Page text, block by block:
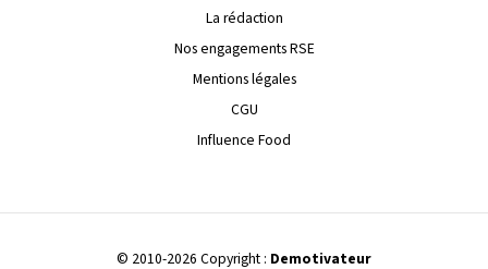
La rédaction
Nos engagements RSE
Mentions légales
CGU
Influence Food
© 2010-2026 Copyright : Demotivateur